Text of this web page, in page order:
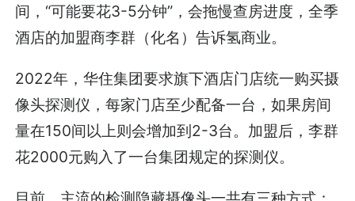
间，“可能要花3-5分钟”，会拖慢查房进度，全季
酒店的加盟商李群（化名）告诉氢商业。
2022年，华住集团要求旗下酒店门店统一购买摄
像头探测仪，每家门店至少配备一台，如果房间
量在150间以上则会增加到2-3台。加盟后，李群
花2000元购入了一台集团规定的探测仪。